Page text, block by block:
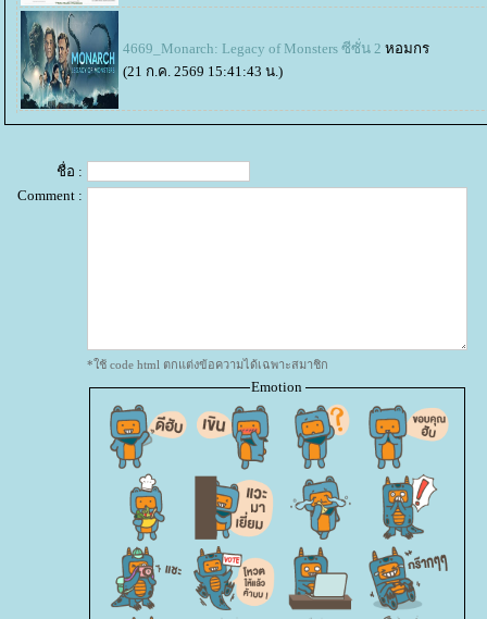
4669_Monarch: Legacy of Monsters ซีซั่น 2 หอมกร
(21 ก.ค. 2569 15:41:43 น.)
ชื่อ :
Comment :
*ใช้ code html ตกแต่งข้อความได้เฉพาะสมาชิก
Emotion